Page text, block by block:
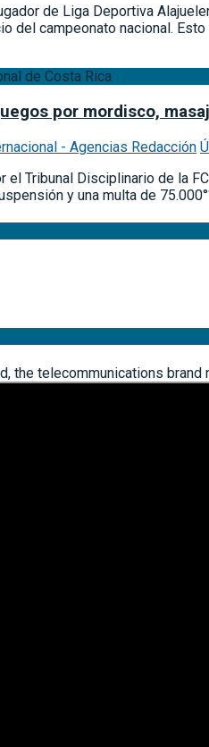
de Liga Deportiva
del campeonato nacional.
de Costa Rica
por mordisco,
- Agencias Redacción
Tribunal Disciplinario de la
y una multa de